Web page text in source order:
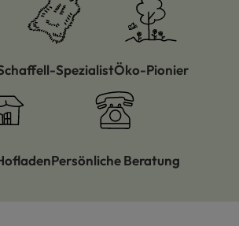
SpezialistÖko-Pionier
Persönliche Beratung